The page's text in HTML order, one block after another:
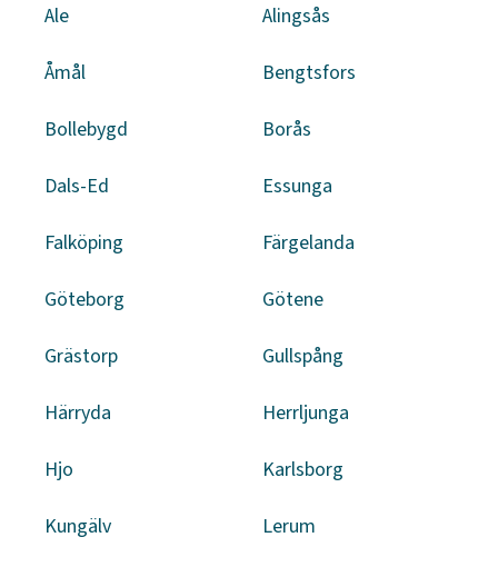
Ale Alingsås
Åmål Bengtsfors
Bollebygd Borås
Dals-Ed Essunga
Falköping Färgelanda
Göteborg Götene
Grästorp Gullspång
Härryda Herrljunga
Hjo Karlsborg
Kungälv Lerum